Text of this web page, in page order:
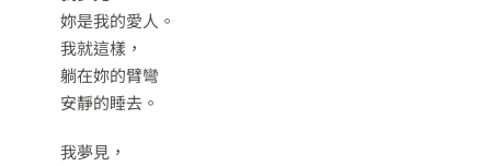
妳是我的愛人。
我就這樣，
躺在妳的臂彎
安靜的睡去。
我夢見，